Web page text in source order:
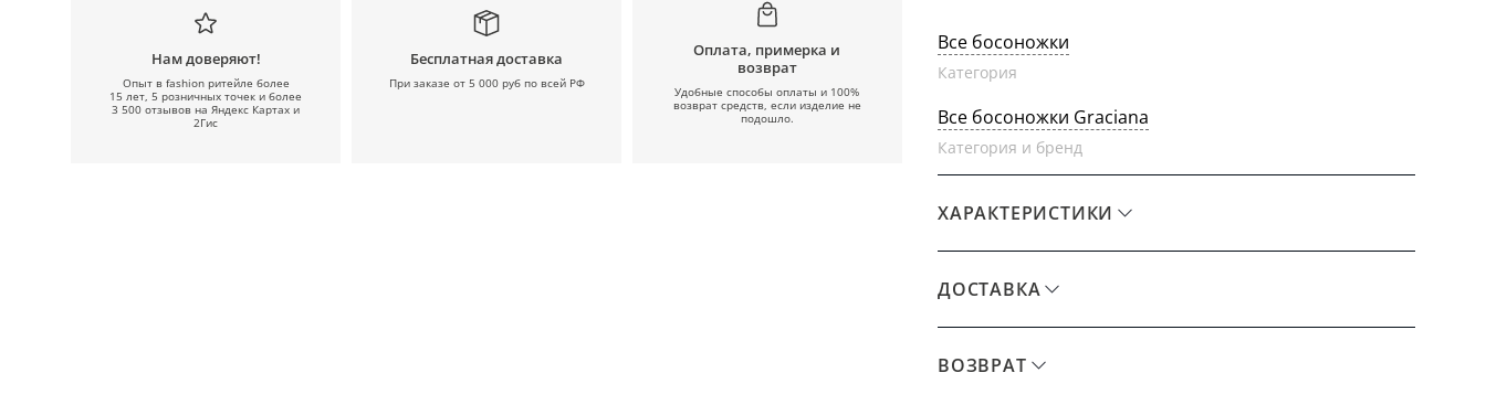
Нам доверяют!
Опыт в fashion ритейле более
15 лет, 5 розничных точек и более
3 500 отзывов на Яндекс Картах и
2Гис
Бесплатная доставка
При заказе от 5 000 руб по всей РФ
Оплата, примерка и
возврат
Удобные способы оплаты и 100%
возврат средств, если изделие не
подошло.
Все босоножки
Категория
Все босоножки Graciana
Категория и бренд
ХАРАКТЕРИСТИКИ
ДОСТАВКА
ВОЗВРАТ